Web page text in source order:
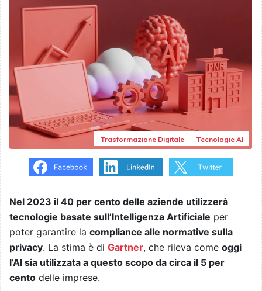
Trasformazione Digitale Tecnologie AI
Nel 2023 il 40 per cento delle aziende utilizzerà
tecnologie basate sull’Intelligenza Artificiale per
poter garantire la compliance alle normative sulla
privacy. La stima è di Gartner, che rileva come oggi
l’AI sia utilizzata a questo scopo da circa il 5 per
cento delle imprese.